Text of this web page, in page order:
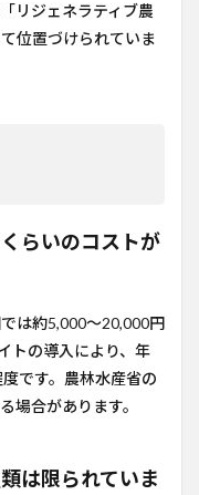
リジェネラティブ農
位置づけられていま
らいのコストが
は約5,000〜20,000円
トの導入により、年
です。農林水産省の
場合があります。
は限られていま